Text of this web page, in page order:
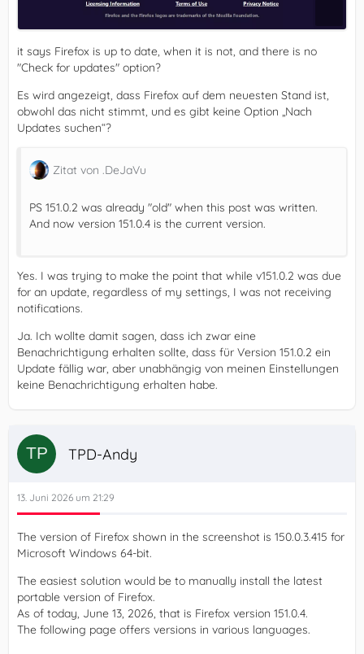
it says Firefox is up to date, when it is not, and there is no
"Check for updates" option?
Es wird angezeigt, dass Firefox auf dem neuesten Stand ist,
obwohl das nicht stimmt, und es gibt keine Option „Nach
Updates suchen“?
Zitat von .DeJaVu
PS 151.0.2 was already "old" when this post was written.
And now version 151.0.4 is the current version.
Yes. I was trying to make the point that while v151.0.2 was due
for an update, regardless of my settings, I was not receiving
notifications.
Ja. Ich wollte damit sagen, dass ich zwar eine
Benachrichtigung erhalten sollte, dass für Version 151.0.2 ein
Update fällig war, aber unabhängig von meinen Einstellungen
keine Benachrichtigung erhalten habe.
TPD-Andy
13. Juni 2026 um 21:29
The version of Firefox shown in the screenshot is 150.0.3.415 for
Microsoft Windows 64-bit.
The easiest solution would be to manually install the latest
portable version of Firefox.
As of today, June 13, 2026, that is Firefox version 151.0.4.
The following page offers versions in various languages.